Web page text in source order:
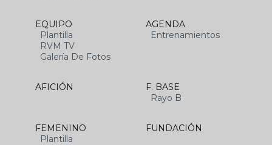
EQUIPO
Plantilla
RVM TV
Galería De Fotos
AGENDA
Entrenamientos
AFICIÓN
F. BASE
Rayo B
FEMENINO
Plantilla
FUNDACIÓN